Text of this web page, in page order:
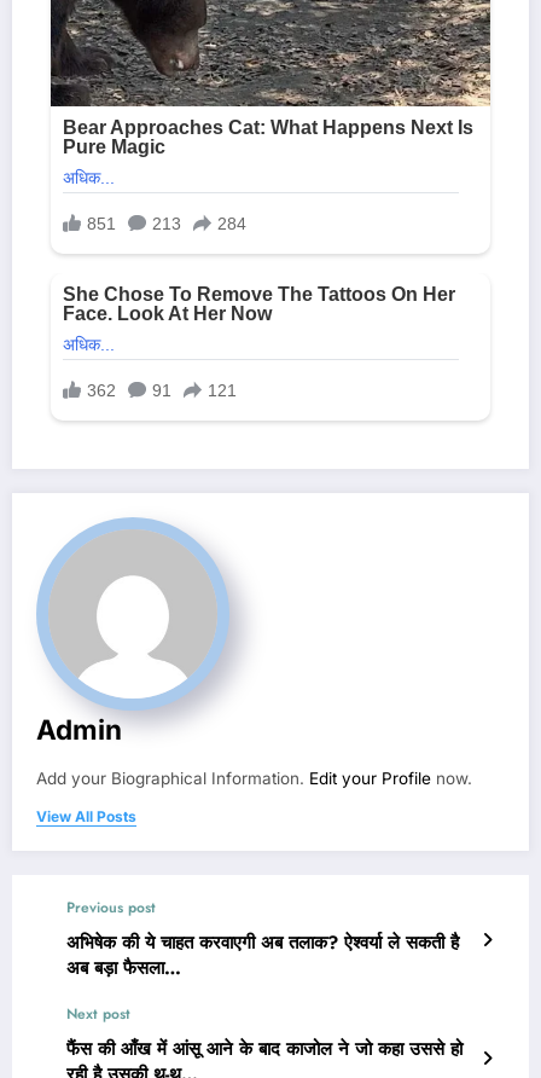
Admin
Add your Biographical Information. Edit your Profile now.
View All Posts
Previous post
अभिषेक की ये चाहत करवाएगी अब तलाक? ऐश्वर्या ले सकती है
अब बड़ा फैसला…
Next post
फैंस की आँख में आंसू आने के बाद काजोल ने जो कहा उससे हो